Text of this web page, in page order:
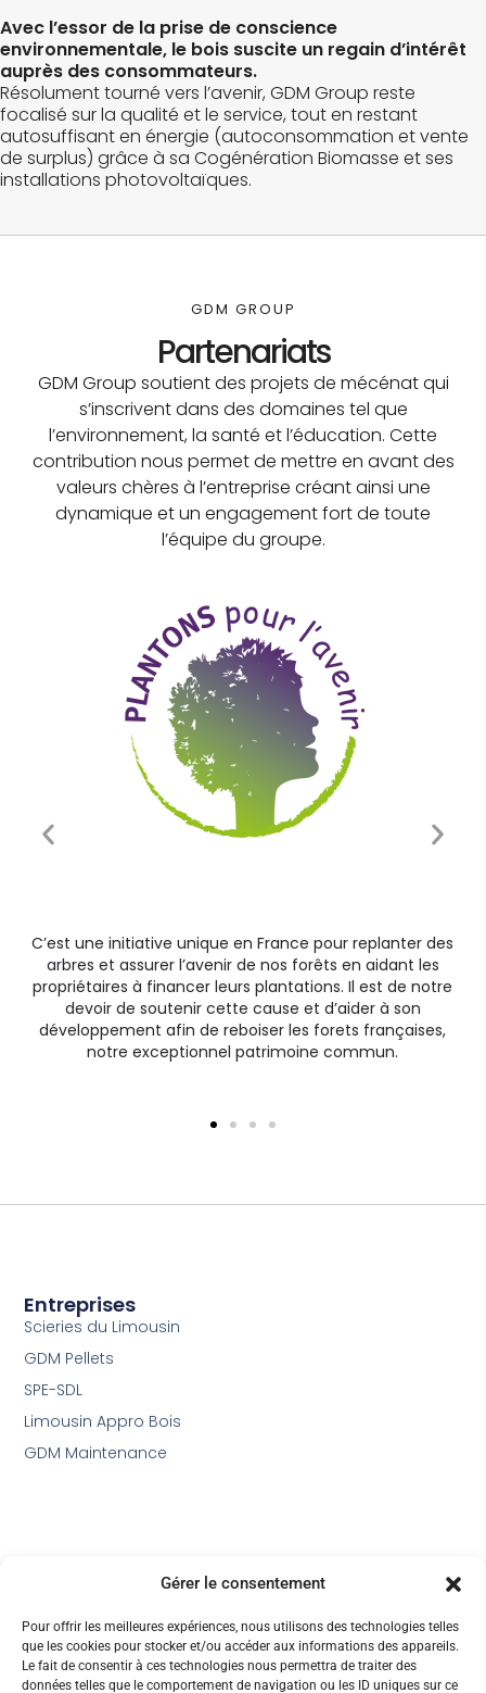
Gérer le consentement
Pour offrir les meilleures expériences, nous utilisons des technologies telles
que les cookies pour stocker et/ou accéder aux informations des appareils.
Le fait de consentir à ces technologies nous permettra de traiter des
données telles que le comportement de navigation ou les ID uniques sur ce
Avec l’essor de la prise de conscience
environnementale, le bois suscite un regain d’intérêt
auprès des consommateurs.
Résolument tourné vers l’avenir, GDM Group reste
focalisé sur la qualité et le service, tout en restant
autosuffisant en énergie (autoconsommation et vente
de surplus) grâce à sa Cogénération Biomasse et ses
installations photovoltaïques.
GDM GROUP
Partenariats
GDM Group soutient des projets de mécénat qui
s’inscrivent dans des domaines tel que
l’environnement, la santé et l’éducation. Cette
contribution nous permet de mettre en avant des
valeurs chères à l’entreprise créant ainsi une
dynamique et un engagement fort de toute
l’équipe du groupe.
C’est une initiative unique en France pour replanter des
arbres et assurer l’avenir de nos forêts en aidant les
propriétaires à financer leurs plantations. Il est de notre
devoir de soutenir cette cause et d’aider à son
développement afin de reboiser les forets françaises,
notre exceptionnel patrimoine commun.
Entreprises
Scieries du Limousin
GDM Pellets
SPE-SDL
Limousin Appro Bois
GDM Maintenance